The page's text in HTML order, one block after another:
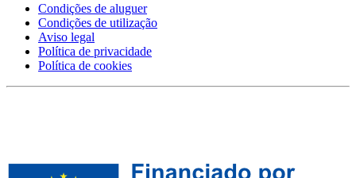
Condições de aluguer
Condições de utilização
Aviso legal
Política de privacidade
Política de cookies